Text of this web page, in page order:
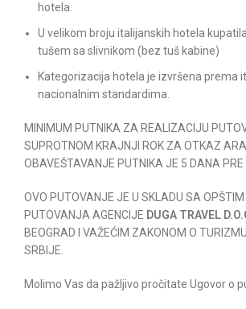
hotela.
U velikom broju italijanskih hotela
tušem sa slivnikom (bez tuš kabine)
Kategorizacija hotela je izvršena prema
nacionalnim standardima.
MINIMUM PUTNIKA ZA REALIZACIJU
SUPROTNOM KRAJNJI ROK ZA OTKAZ
OBAVEŠTAVANJE PUTNIKA JE 5 DANA PRE
OVO PUTOVANJE JE U SKLADU SA
PUTOVANJA AGENCIJE DUGA TRAVEL
BEOGRAD I VAŽEĆIM ZAKONOM O
SRBIJE.
Molimo Vas da pažljivo pročitate Ugovor o